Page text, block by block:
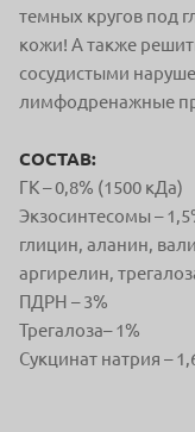
темных кругов под
кожи! А также
сосудистыми
лимфодренажные
СОСТАВ:
ГК – 0,8% (1500 кДа)
Экзосинтесомы –
глицин, аланин,
аргирелин,
ПДРН – 3%
Трегалоза– 1%
Сукцинат натрия –